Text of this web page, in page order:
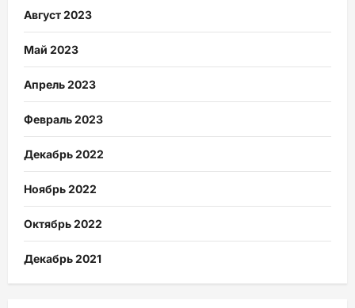
Август 2023
Май 2023
Апрель 2023
Февраль 2023
Декабрь 2022
Ноябрь 2022
Октябрь 2022
Декабрь 2021